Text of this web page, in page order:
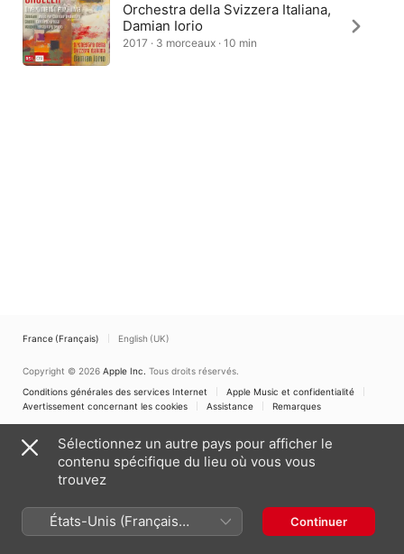
Orchestra della Svizzera Italiana,
Damian Iorio
2017 · 3 morceaux · 10 min
France (Français) English (UK)
Copyright © 2026 Apple Inc. Tous droits réservés.
Conditions générales des services Internet
Apple Music et confidentialité
Avertissement concernant les cookies
Assistance Remarques
Sélectionnez un autre pays pour afficher le
contenu spécifique du lieu où vous vous
trouvez
États-Unis (Français
France)
Continuer